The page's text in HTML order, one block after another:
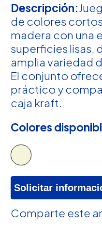
Descripción:
de colores
madera con una
superficies lisas,
amplia variedad
El conjunto
práctico y
caja kraft.
Colores
Solicitar
Comparte este